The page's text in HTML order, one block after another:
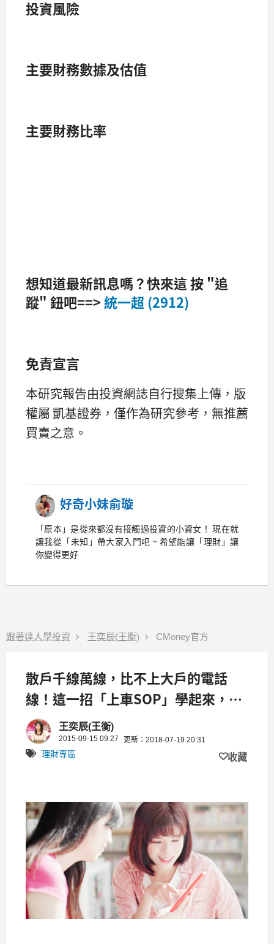
投資風險
主要財務數據及估值
主要財務比率
想知道最新訊息嗎？快來這 按 "追
蹤" 鈕吧==>統一超 (2912)
免責宣言
本研究報告由投資網誌自行搜集上傳，版
權屬 凱基證券，僅作為研究參考，無推薦
買賣之意。
好奇小妹俞璇
「原本」是從來都沒有接觸過投資的小資女！ 現在就
讓我從「未知」帶大家入門吧 ~ 希望能讓「理財」讓
你變得更好
跟著達人學投資 王奕辰(王衡) CMoney官方
散戶千線萬線，比不上大戶的電話
線！這一招「上車SOP」學起來，搭
上主力順風車...
王奕辰(王衡)
2015-09-15 09:27 更新：2018-07-19 20:31
理財專區 收藏